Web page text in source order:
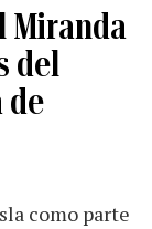
Miranda
del
de
como parte